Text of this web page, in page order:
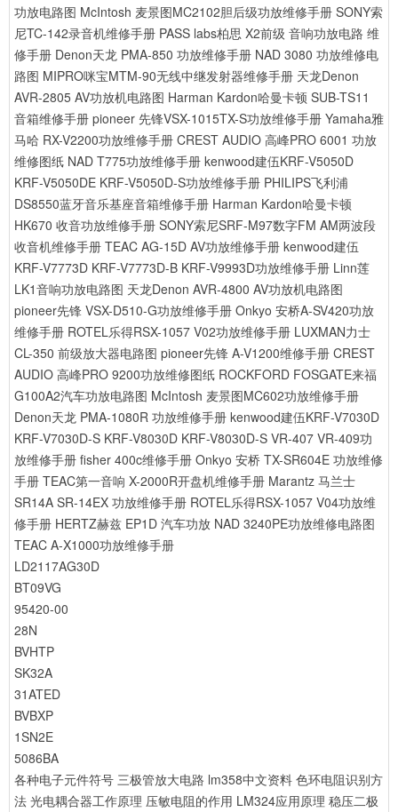
功放电路图 McIntosh 麦景图MC2102胆后级功放维修手册 SONY索
尼TC-142录音机维修手册 PASS labs柏思 X2前级 音响功放电路 维
修手册 Denon天龙 PMA-850 功放维修手册 NAD 3080 功放维修电
路图 MIPRO咪宝MTM-90无线中继发射器维修手册 天龙Denon
AVR-2805 AV功放机电路图 Harman Kardon哈曼卡顿 SUB-TS11
音箱维修手册 pioneer 先锋VSX-1015TX-S功放维修手册 Yamaha雅
马哈 RX-V2200功放维修手册 CREST AUDIO 高峰PRO 6001 功放
维修图纸 NAD T775功放维修手册 kenwood建伍KRF-V5050D
KRF-V5050DE KRF-V5050D-S功放维修手册 PHILIPS飞利浦
DS8550蓝牙音乐基座音箱维修手册 Harman Kardon哈曼卡顿
HK670 收音功放维修手册 SONY索尼SRF-M97数字FM AM两波段
收音机维修手册 TEAC AG-15D AV功放维修手册 kenwood建伍
KRF-V7773D KRF-V7773D-B KRF-V9993D功放维修手册 Linn莲
LK1音响功放电路图 天龙Denon AVR-4800 AV功放机电路图
pioneer先锋 VSX-D510-G功放维修手册 Onkyo 安桥A-SV420功放
维修手册 ROTEL乐得RSX-1057 V02功放维修手册 LUXMAN力士
CL-350 前级放大器电路图 pioneer先锋 A-V1200维修手册 CREST
AUDIO 高峰PRO 9200功放维修图纸 ROCKFORD FOSGATE来福
G100A2汽车功放电路图 McIntosh 麦景图MC602功放维修手册
Denon天龙 PMA-1080R 功放维修手册 kenwood建伍KRF-V7030D
KRF-V7030D-S KRF-V8030D KRF-V8030D-S VR-407 VR-409功
放维修手册 fisher 400c维修手册 Onkyo 安桥 TX-SR604E 功放维修
手册 TEAC第一音响 X-2000R开盘机维修手册 Marantz 马兰士
SR14A SR-14EX 功放维修手册 ROTEL乐得RSX-1057 V04功放维
修手册 HERTZ赫兹 EP1D 汽车功放 NAD 3240PE功放维修电路图
TEAC A-X1000功放维修手册
LD2117AG30D
BT09VG
95420-00
28N
BVHTP
SK32A
31ATED
BVBXP
1SN2E
5086BA
各种电子元件符号 三极管放大电路 lm358中文资料 色环电阻识别方
法 光电耦合器工作原理 压敏电阻的作用 LM324应用原理 稳压二极